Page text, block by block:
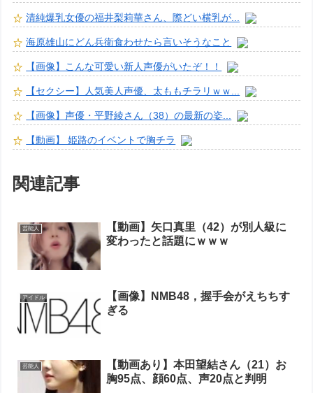
清純爆乳女優の福井梨莉華さん、際どい横乳が...
海原雄山にどん兵衛食わせたら言いそうなこと
【画像】こんな可愛い新人声優がいたぞ！！
【セクシー】人気美人声優、太ももチラリｗｗ...
【画像】声優・平野綾さん（38）の最新の姿...
【動画】 姫路のイベントで胸チラ
関連記事
芸能人
【動画】矢口真里（42）が別人級に
変わったと話題にｗｗｗ
アイドル
【画像】NMB48，握手会がえちちす
ぎる
芸能人
【動画あり】本田望結さん（21）お
胸95点、顔60点、声20点と判明